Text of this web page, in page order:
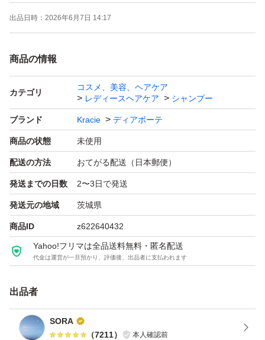
テ)
【商品名】HIMAWARI オイルインシャンプー&コンディシ
【タイプ】スムース&リペア
【容量】シャンプー 430ml
コンディショナー 430g
【香り】フレッシュフローラル
●ご注意●
○商品画像が撮影状況やお客様のモニターなどによって、
実際のお色や素材、柄などが違って見える場合がございま
す。
○店頭に並んでいたものですので外装に細かなキズ、擦れ
等がついている場合があります。
す。
○素人採寸につき誤差等が生じる場合がありますので、ご
了承下さい。
出品日時： 2026年6月7日 14:17
商品の情報
カテゴリ
コスメ、美容、ヘアケア
レディースヘアケア
シャンプー
ブランド Kracie ディアボーテ
商品の状態 未使用
配送の方法 おてがる配送（日本郵便）
発送までの日数 2〜3日で発送
発送元の地域 茨城県
商品ID z622640432
Yahoo!フリマは全品送料無料・匿名配送
代金は運営が一旦預かり、評価後、出品者に支払われます
出品者
SORA
（7211） 本人確認前